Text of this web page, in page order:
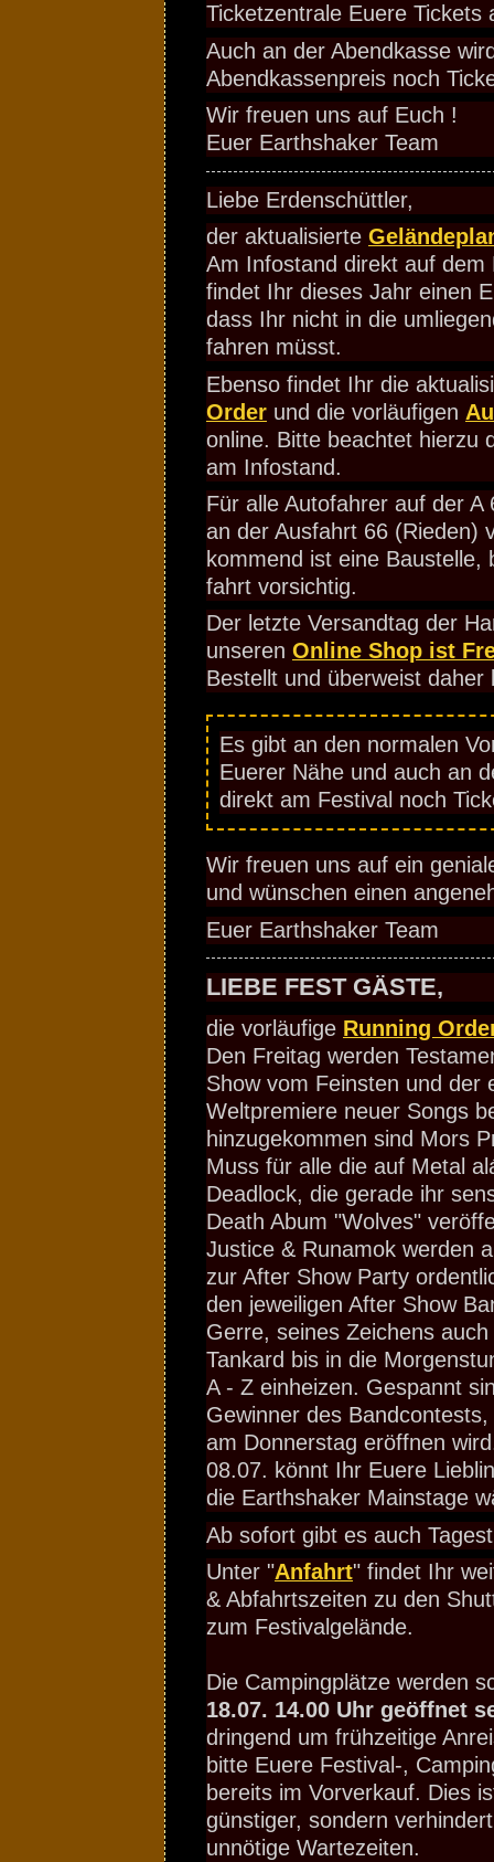
Ticketzentrale Euere Tickets
Auch an der Abendkasse
Abendkassenpreis noch
Wir freuen uns auf Euch !
Euer Earthshaker Team
Liebe Erdenschüttler,
der aktualisierte
Am Infostand direkt auf dem
findet Ihr dieses Jahr einen
dass Ihr nicht in die
fahren müsst.
Ebenso findet Ihr die
Order und die vorläufigen
online. Bitte beachtet hierzu
am Infostand.
Für alle Autofahrer auf der A
an der Ausfahrt 66 (Rieden)
kommend ist eine Baustelle,
fahrt vorsichtig.
Der letzte Versandtag der
unseren Online Shop ist
Bestellt und überweist daher
Es gibt an den normalen
Euerer Nähe und auch an
direkt am Festival noch
Wir freuen uns auf ein
und wünschen einen
Euer Earthshaker Team
LIEBE FEST GÄSTE,
die vorläufige Running
Den Freitag werden
Show vom Feinsten und der
Weltpremiere neuer Songs
hinzugekommen sind Mors
Muss für alle die auf Metal
Deadlock, die gerade ihr
Death Abum "Wolves"
Justice & Runamok werden
zur After Show Party
den jeweiligen After Show
Gerre, seines Zeichens
Tankard bis in die
A - Z einheizen. Gespannt
Gewinner des
am Donnerstag eröffnen
08.07. könnt Ihr Euere
die Earthshaker Mainstage
Ab sofort gibt es auch
Unter "Anfahrt" findet Ihr
& Abfahrtszeiten zu den
zum Festivalgelände.
Die Campingplätze werden
18.07. 14.00 Uhr geöffnet
dringend um frühzeitige
bitte Euere Festival-,
bereits im Vorverkauf. Dies
günstiger, sondern
unnötige Wartezeiten.